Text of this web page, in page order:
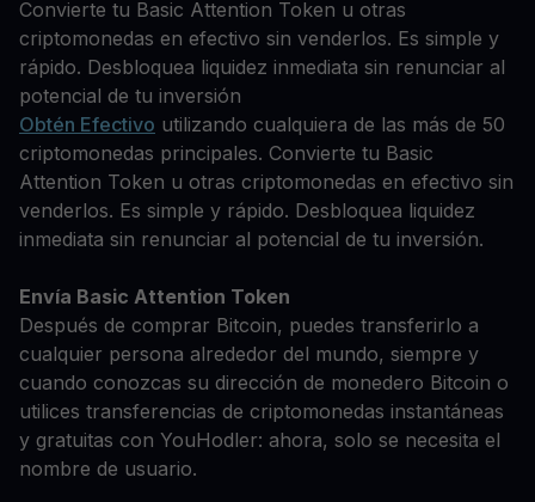
Convierte tu Basic Attention Token u otras
criptomonedas en efectivo sin venderlos. Es simple y
rápido. Desbloquea liquidez inmediata sin renunciar al
potencial de tu inversión
Obtén Efectivo utilizando cualquiera de las más de 50
criptomonedas principales. Convierte tu Basic
Attention Token u otras criptomonedas en efectivo sin
venderlos. Es simple y rápido. Desbloquea liquidez
inmediata sin renunciar al potencial de tu inversión.
Envía Basic Attention Token
Después de comprar Bitcoin, puedes transferirlo a
cualquier persona alrededor del mundo, siempre y
cuando conozcas su dirección de monedero Bitcoin o
utilices transferencias de criptomonedas instantáneas
y gratuitas con YouHodler: ahora, solo se necesita el
nombre de usuario.